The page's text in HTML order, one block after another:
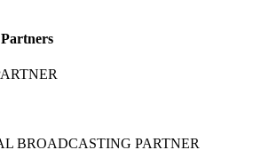
BROADCASTING PARTNER